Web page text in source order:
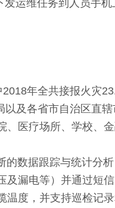
运维任务到 人员手
年全共接报火灾
及各省市自治区直
医疗场所、学校、
数据跟踪与统计分
漏电等）并通过短
温度，并支持巡检记